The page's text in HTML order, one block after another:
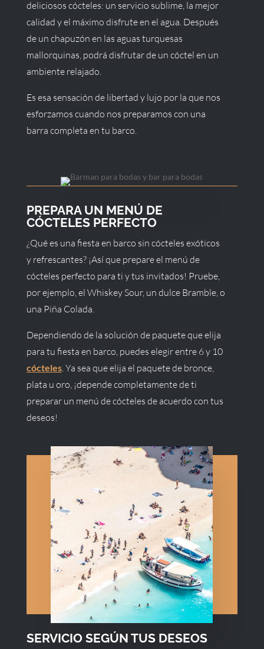
deliciosos cócteles: un servicio sublime, la mejor
calidad y el máximo disfrute en el agua. Después
de un chapuzón en las aguas turquesas
mallorquinas, podrá disfrutar de un cóctel en un
ambiente relajado.
Es esa sensación de libertad y lujo por la que nos
esforzamos cuando nos preparamos con una
barra completa en tu barco.
PREPARA UN MENÚ DE
CÓCTELES PERFECTO
¿Qué es una fiesta en barco sin cócteles exóticos
y refrescantes? ¡Así que prepare el menú de
cócteles perfecto para ti y tus invitados! Pruebe,
por ejemplo, el Whiskey Sour, un dulce Bramble, o
una Piña Colada.
Dependiendo de la solución de paquete que elija
para tu fiesta en barco, puedes elegir entre 6 y 10
cócteles. Ya sea que elija el paquete de bronce,
plata u oro, ¡depende completamente de ti
preparar un menú de cócteles de acuerdo con tus
deseos!
SERVICIO SEGÚN TUS DESEOS